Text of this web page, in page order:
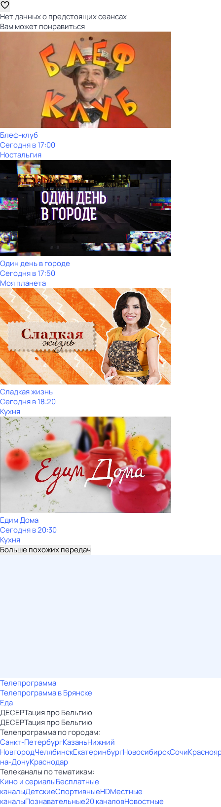
Нет данных о предстоящих сеансах
Вам может понравиться
Блеф-клуб
Сегодня в 17:00
Ностальгия
Один день в городе
Сегодня в 17:50
Моя планета
Сладкая жизнь
Сегодня в 18:20
Кухня
Едим Дома
Сегодня в 20:30
Кухня
Больше похожих передач
Телепрограмма
Телепрограмма в Брянске
Еда
ДЕСЕРТация про Бельгию
ДЕСЕРТация про Бельгию
Телепрограмма по городам:
Санкт-ПетербургКазаньНижний
НовгородЧелябинскЕкатеринбургНовосибирскСочи
на-ДонуКраснодар
Телеканалы по тематикам:
Кино и сериалыБесплатные
каналыДетскиеСпортивныеHDМестные
каналыПознавательные20 каналовНовостные